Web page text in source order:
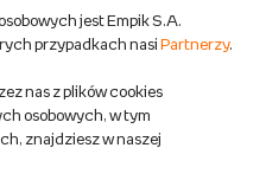
jest Empik S.A.
przypadkach nasi Partnerzy.
nas z plików cookies
osobowych, w tym
znajdziesz w naszej